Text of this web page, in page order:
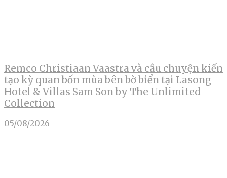
Remco Christiaan Vaastra và câu chuyện kiến
tạo kỳ quan bốn mùa bên bờ biển tại Lasong
Hotel & Villas Sam Son by The Unlimited
Collection
05/08/2026